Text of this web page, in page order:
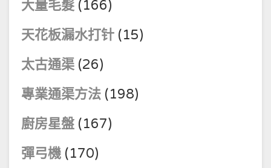
大量毛髮 (166)
天花板漏水打针 (15)
太古通渠 (26)
專業通渠方法 (198)
廚房星盤 (167)
彈弓機 (170)